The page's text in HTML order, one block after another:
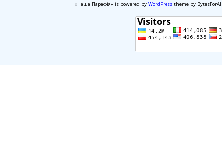
«Наша Парафія» is powered by WordPresstheme by